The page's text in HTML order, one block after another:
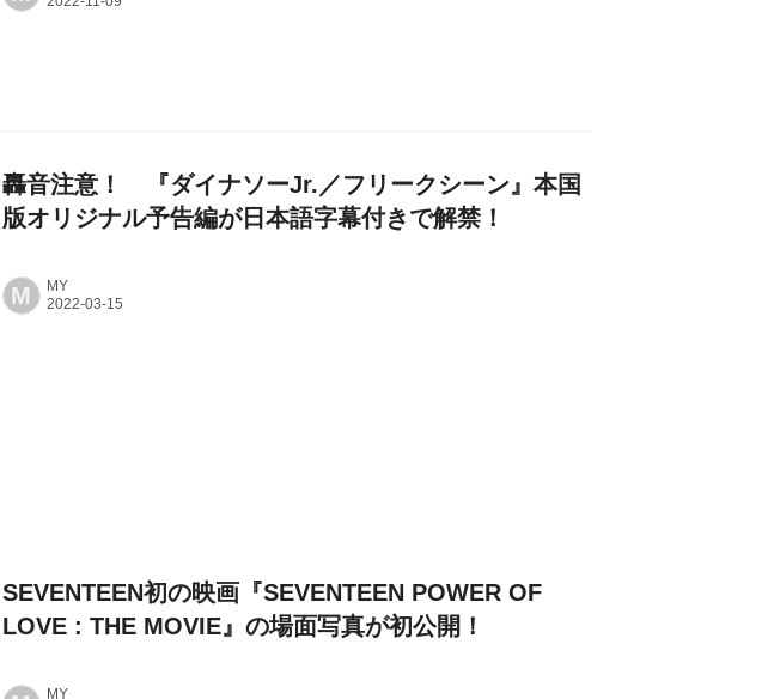
轟音注意！ 『ダイナソーJr.／フリークシーン』本国
版オリジナル予告編が日本語字幕付きで解禁！
M MY
SEVENTEEN初の映画『SEVENTEEN POWER OF
LOVE : THE MOVIE』の場面写真が初公開！
MY